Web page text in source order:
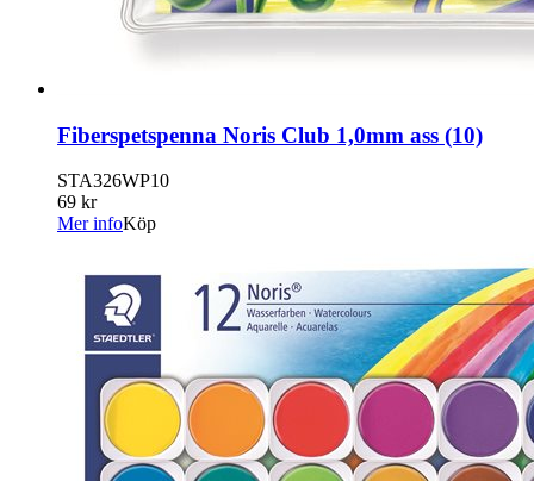
Fiberspetspenna Noris Club 1,0mm ass (10)
STA326WP10
69 kr
Mer infoKöp